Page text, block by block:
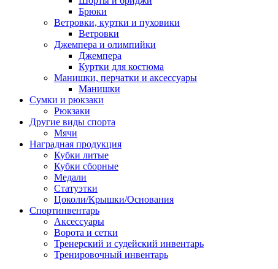
Брюки
Ветровки, куртки и пуховики
Ветровки
Джемпера и олимпийки
Джемпера
Куртки для костюма
Манишки, перчатки и аксессуары
Манишки
Сумки и рюкзаки
Рюкзаки
Другие виды спорта
Мячи
Наградная продукция
Кубки литые
Кубки сборные
Медали
Статуэтки
Цоколи/Крышки/Основания
Спортинвентарь
Аксессуары
Ворота и сетки
Тренерский и судейский инвентарь
Тренировочный инвентарь